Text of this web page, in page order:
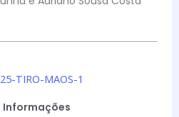
Informações